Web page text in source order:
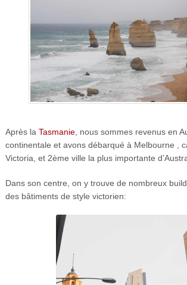
Après la Tasmanie, nous sommes revenus en
continentale et avons débarqué à Melbourne ,
Victoria, et 2ème ville la plus importante
Dans son centre, on y trouve de nombreux
des bâtiments de style victorien: